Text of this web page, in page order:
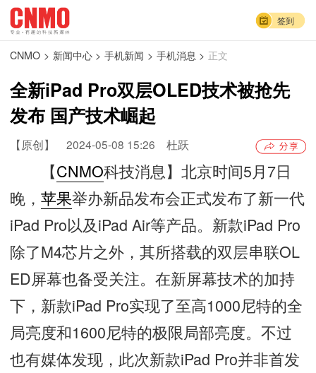
签到
CNMO > 新闻中心 > 手机新闻 > 手机消息 > 正文
全新iPad Pro双层OLED技术被抢先
发布 国产技术崛起
【原创】 2024-05-08 15:26 杜跃
【CNMO科技消息】北京时间5月7日
晚，苹果举办新品发布会正式发布了新一代
iPad Pro以及iPad Air等产品。新款iPad Pro
除了M4芯片之外，其所搭载的双层串联OL
ED屏幕也备受关注。在新屏幕技术的加持
下，新款iPad Pro实现了至高1000尼特的全
局亮度和1600尼特的极限局部亮度。不过
也有媒体发现，此次新款iPad Pro并非首发